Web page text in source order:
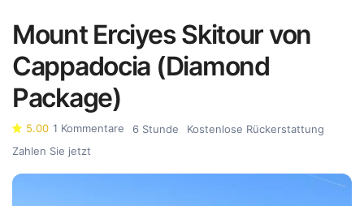
Mount Erciyes Skitour von
Cappadocia (Diamond
Package)
5.00 1 Kommentare 6 Stunde
Kostenlose Rückerstattung
Zahlen Sie jetzt